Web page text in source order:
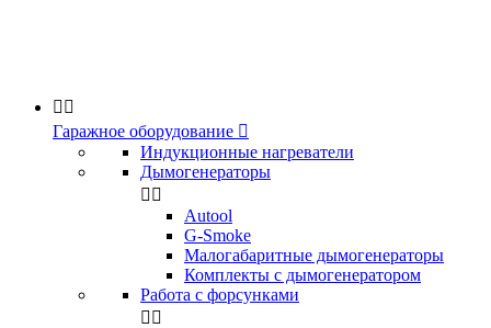
 
Гаражное оборудование 
Индукционные нагреватели
Дымогенераторы
 
Аutool
G-Smoke
Малогабаритные дымогенераторы
Комплекты с дымогенератором
Работа с форсунками
 